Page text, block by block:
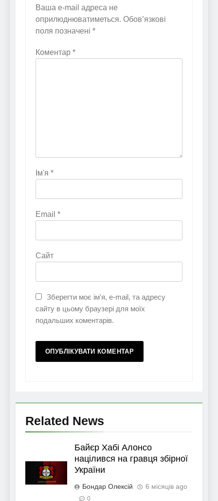
Ваша e-mail адреса не
оприлюднюватиметься. Обов’язкові
поля позначені *
Коментар *
Ім'я *
Email *
Сайт
Зберегти моє ім'я, e-mail, та адресу
сайту в цьому браузері для моїх
подальших коментарів.
Related News
Байєр Хабі Алонсо
націлився на гравця збірної
України
Бондар Олексій 6 місяців ago
0